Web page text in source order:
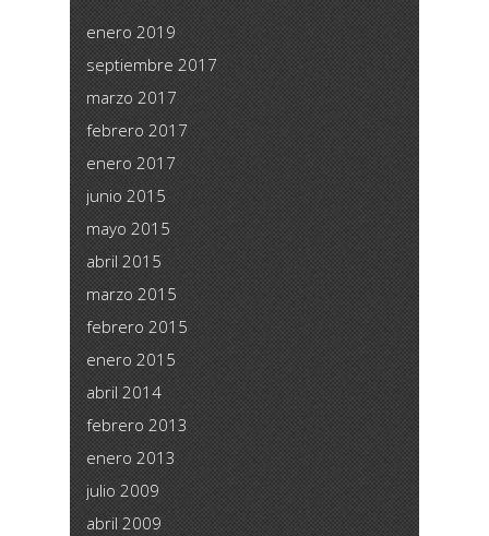
enero 2019
septiembre 2017
marzo 2017
febrero 2017
enero 2017
junio 2015
mayo 2015
abril 2015
marzo 2015
febrero 2015
enero 2015
abril 2014
febrero 2013
enero 2013
julio 2009
abril 2009